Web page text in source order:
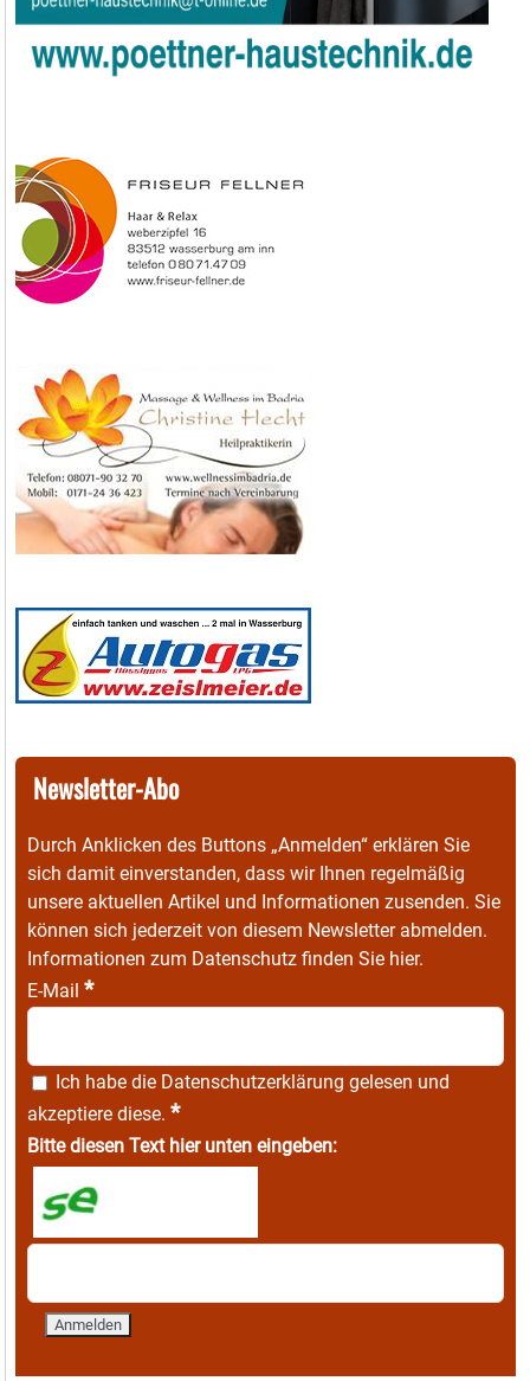
Newsletter-Abo
Durch Anklicken des Buttons „Anmelden“ erklären Sie
sich damit einverstanden, dass wir Ihnen regelmäßig
unsere aktuellen Artikel und Informationen zusenden. Sie
können sich jederzeit von diesem Newsletter abmelden.
Informationen zum Datenschutz finden Sie hier.
E-Mail *
Ich habe die Datenschutzerklärung gelesen und
akzeptiere diese. *
Bitte diesen Text hier unten eingeben: